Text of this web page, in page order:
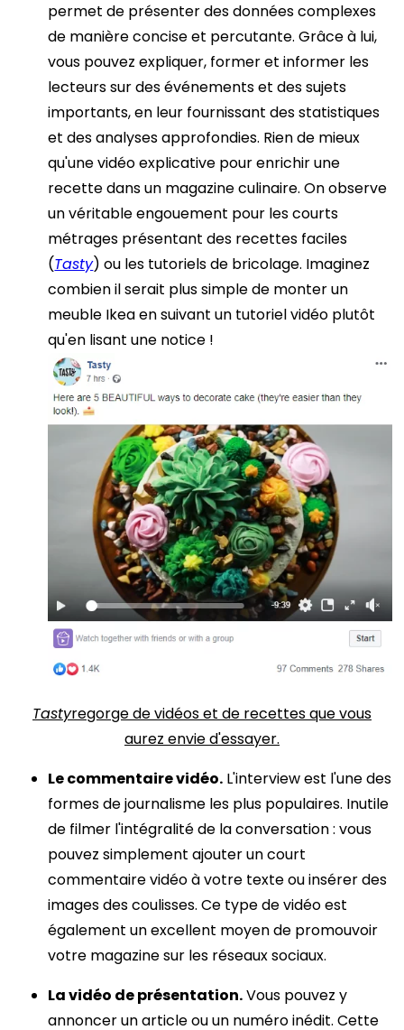
permet de présenter des données complexes
de manière concise et percutante. Grâce à lui,
vous pouvez expliquer, former et informer les
lecteurs sur des événements et des sujets
importants, en leur fournissant des statistiques
et des analyses approfondies. Rien de mieux
qu'une vidéo explicative pour enrichir une
recette dans un magazine culinaire. On observe
un véritable engouement pour les courts
métrages présentant des recettes faciles
(Tasty) ou les tutoriels de bricolage. Imaginez
combien il serait plus simple de monter un
meuble Ikea en suivant un tutoriel vidéo plutôt
qu'en lisant une notice !
Tastyregorge de vidéos et de recettes que vous
aurez envie d'essayer.
Le commentaire vidéo. L'interview est l'une des
formes de journalisme les plus populaires. Inutile
de filmer l'intégralité de la conversation : vous
pouvez simplement ajouter un court
commentaire vidéo à votre texte ou insérer des
images des coulisses. Ce type de vidéo est
également un excellent moyen de promouvoir
votre magazine sur les réseaux sociaux.
La vidéo de présentation.Vous pouvez y
annoncer un article ou un numéro inédit. Cette